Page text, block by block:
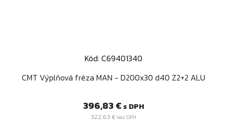
Kód: C69401340
CMT Výplňová fréza MAN - D200x30 d40 Z2+2 ALU
Cena
396,83 € s DPH
322,63 € bez DPH